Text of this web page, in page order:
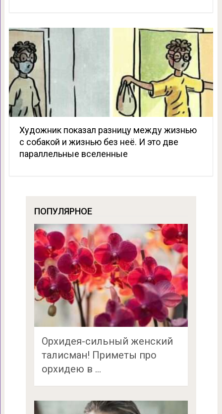
Художник показал разницу между жизнью
с собакой и жизнью без неё. И это две
параллельные вселенные
ПОПУЛЯРНОЕ
Орхидея-сильный женский
талисман! Приметы про
орхидею в …